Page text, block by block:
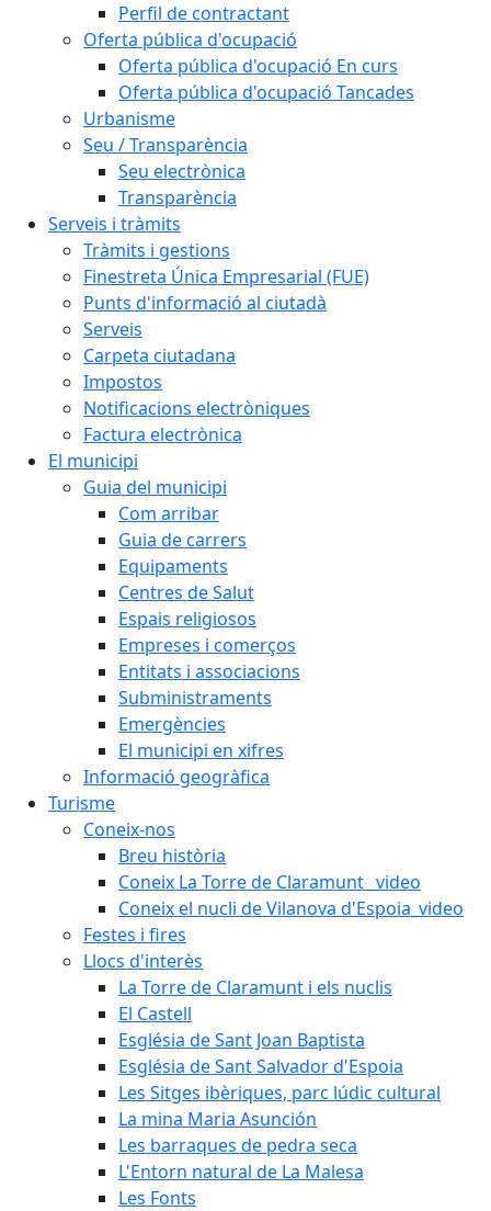
Perfil de contractant
Oferta pública d'ocupació
Oferta pública d'ocupació En curs
Oferta pública d'ocupació Tancades
Urbanisme
Seu / Transparència
Seu electrònica
Transparència
Serveis i tràmits
Tràmits i gestions
Finestreta Única Empresarial (FUE)
Punts d'informació al ciutadà
Serveis
Carpeta ciutadana
Impostos
Notificacions electròniques
Factura electrònica
El municipi
Guia del municipi
Com arribar
Guia de carrers
Equipaments
Centres de Salut
Espais religiosos
Empreses i comerços
Entitats i associacions
Subministraments
Emergències
El municipi en xifres
Informació geogràfica
Turisme
Coneix-nos
Breu història
Coneix La Torre de Claramunt _video
Coneix el nucli de Vilanova d'Espoia_video
Festes i fires
Llocs d'interès
La Torre de Claramunt i els nuclis
El Castell
Església de Sant Joan Baptista
Església de Sant Salvador d'Espoia
Les Sitges ibèriques, parc lúdic cultural
La mina Maria Asunción
Les barraques de pedra seca
L'Entorn natural de La Malesa
Les Fonts